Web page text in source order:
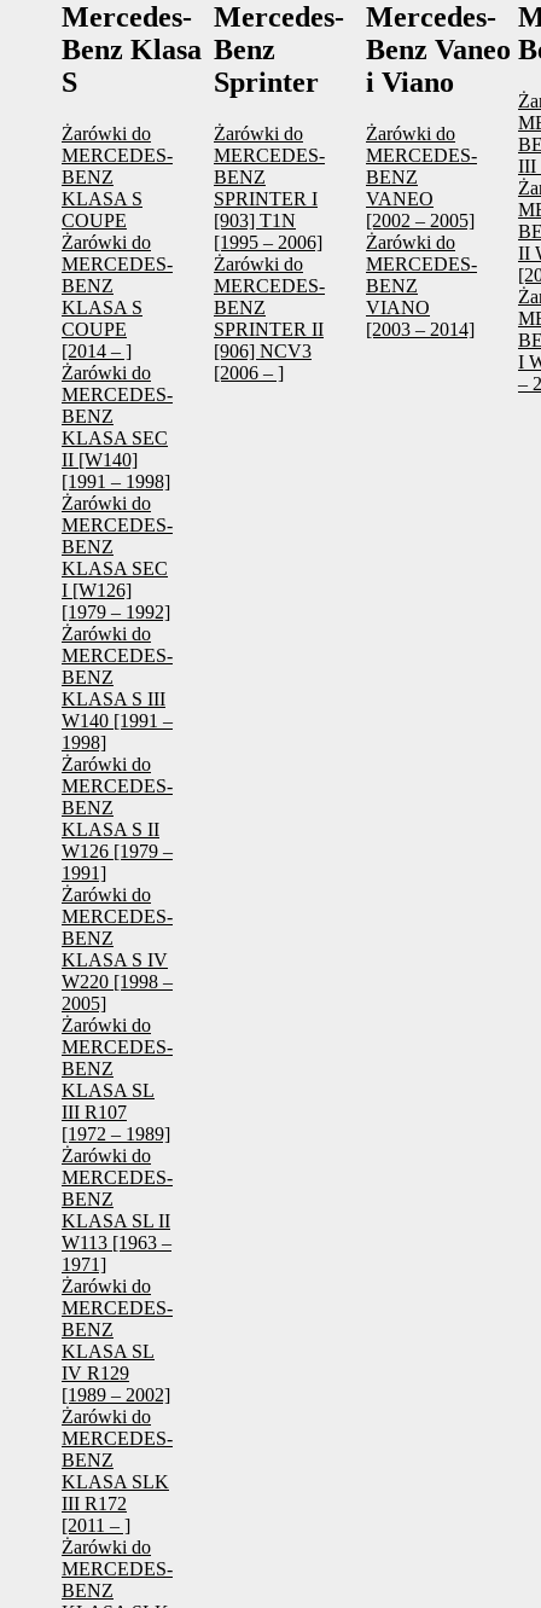
Mercedes-
Benz Klasa
S
Żarówki do
MERCEDES-
BENZ
KLASA S
COUPE
Żarówki do
MERCEDES-
BENZ
KLASA S
COUPE
[2014 – ]
Żarówki do
MERCEDES-
BENZ
KLASA SEC
II [W140]
[1991 – 1998]
Żarówki do
MERCEDES-
BENZ
KLASA SEC
I [W126]
[1979 – 1992]
Żarówki do
MERCEDES-
BENZ
KLASA S III
W140 [1991 –
1998]
Żarówki do
MERCEDES-
BENZ
KLASA S II
W126 [1979 –
1991]
Żarówki do
MERCEDES-
BENZ
KLASA S IV
W220 [1998 –
2005]
Żarówki do
MERCEDES-
BENZ
KLASA SL
III R107
[1972 – 1989]
Żarówki do
MERCEDES-
BENZ
KLASA SL II
W113 [1963 –
1971]
Żarówki do
MERCEDES-
BENZ
KLASA SL
IV R129
[1989 – 2002]
Żarówki do
MERCEDES-
BENZ
KLASA SLK
III R172
[2011 – ]
Żarówki do
MERCEDES-
BENZ
Mercedes-
Benz
Sprinter
Żarówki do
MERCEDES-
BENZ
SPRINTER I
[903] T1N
[1995 – 2006]
Żarówki do
MERCEDES-
BENZ
SPRINTER II
[906] NCV3
[2006 – ]
Mercedes-
Benz Vaneo
i Viano
Żarówki do
MERCEDES-
BENZ
VANEO
[2002 – 2005]
Żarówki do
MERCEDES-
BENZ
VIANO
[2003 – 2014]
III
II
I
–